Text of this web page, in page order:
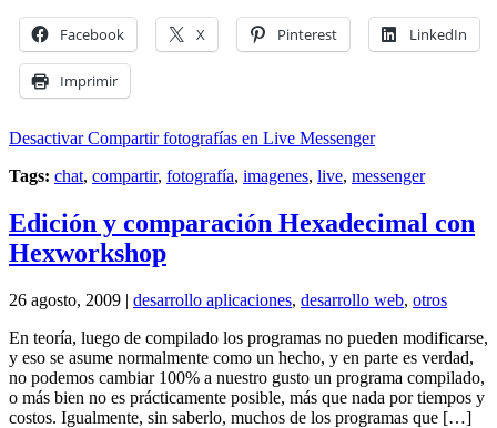
Facebook X Pinterest LinkedIn
Imprimir
Desactivar Compartir fotografías en Live Messenger
Tags: chat, compartir, fotografía, imagenes, live, messenger
Edición y comparación Hexadecimal con
Hexworkshop
26 agosto, 2009 | desarrollo aplicaciones, desarrollo web, otros
En teoría, luego de compilado los programas no pueden modificarse,
y eso se asume normalmente como un hecho, y en parte es verdad,
no podemos cambiar 100% a nuestro gusto un programa compilado,
o más bien no es prácticamente posible, más que nada por tiempos y
costos. Igualmente, sin saberlo, muchos de los programas que […]